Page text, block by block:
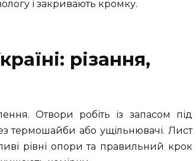
і закривають кромку.
різання,
Отвори робіть із запасом під
термошайби або ущільнювачі. Лист
рівні опори та правильний крок